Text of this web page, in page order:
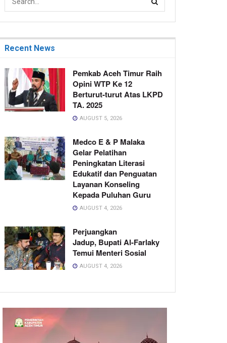
Recent News
Pemkab Aceh Timur Raih
Opini WTP Ke 12
Berturut-turut Atas LKPD
TA. 2025
AUGUST 5, 2026
Medco E & P Malaka
Gelar Pelatihan
Peningkatan Literasi
Edukatif dan Penguatan
Layanan Konseling
Kepada Puluhan Guru
AUGUST 4, 2026
Perjuangkan
Jadup, Bupati Al-Farlaky
Temui Menteri Sosial
AUGUST 4, 2026